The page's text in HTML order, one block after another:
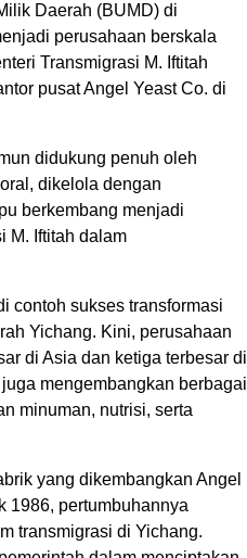
Daerah (BUMD) di
perusahaan berskala
Transmigrasi M. Iftitah
pusat Angel Yeast Co. di
didukung penuh oleh
dikelola dengan
berkembang menjadi
M. Iftitah dalam
contoh sukses transformasi
Yichang. Kini, perusahaan
di Asia dan ketiga terbesar di
mengembangkan berbagai
minuman, nutrisi, serta
yang dikembangkan Angel
1986, pertumbuhannya
transmigrasi di Yichang.